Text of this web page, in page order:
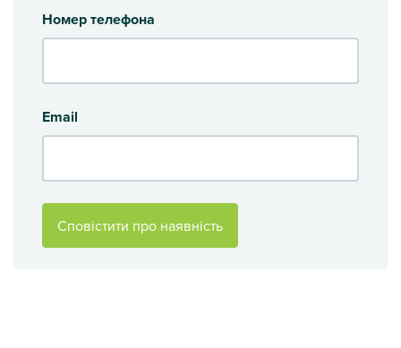
Номер телефона
Email
Сповістити про наявність